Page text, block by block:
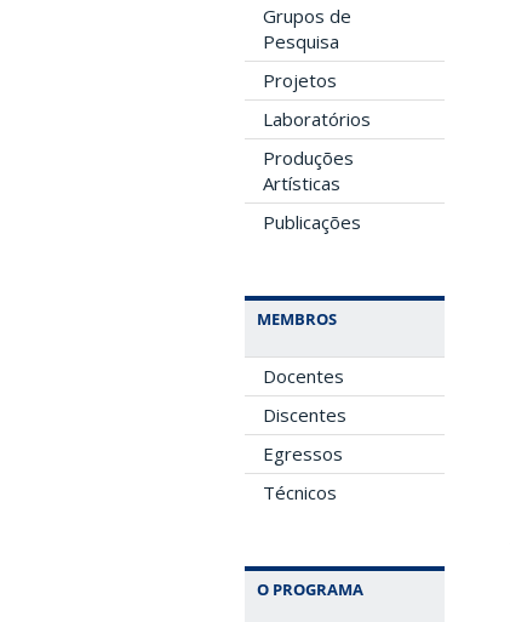
Grupos de
Pesquisa
Projetos
Laboratórios
Produções
Artísticas
Publicações
MEMBROS
Docentes
Discentes
Egressos
Técnicos
O PROGRAMA